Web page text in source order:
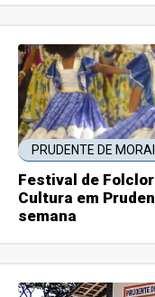
PRUDENTE DE
Festival de
Cultura em
semana